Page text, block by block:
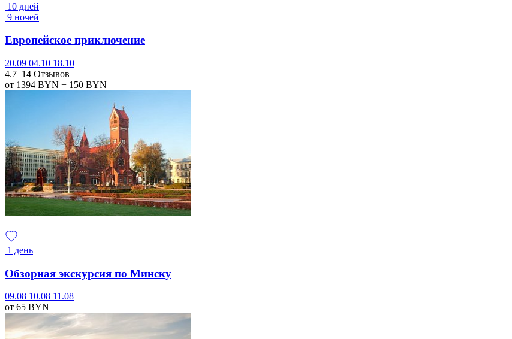
10 дней
9 ночей
Европейское приключение
20.09 04.10 18.10
4.7 14 Отзывов
от 1394 BYN + 150 BYN
1 день
Обзорная экскурсия по Минску
09.08 10.08 11.08
от 65 BYN